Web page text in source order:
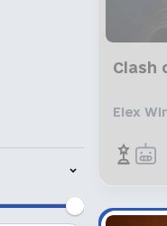
Clash
Elex